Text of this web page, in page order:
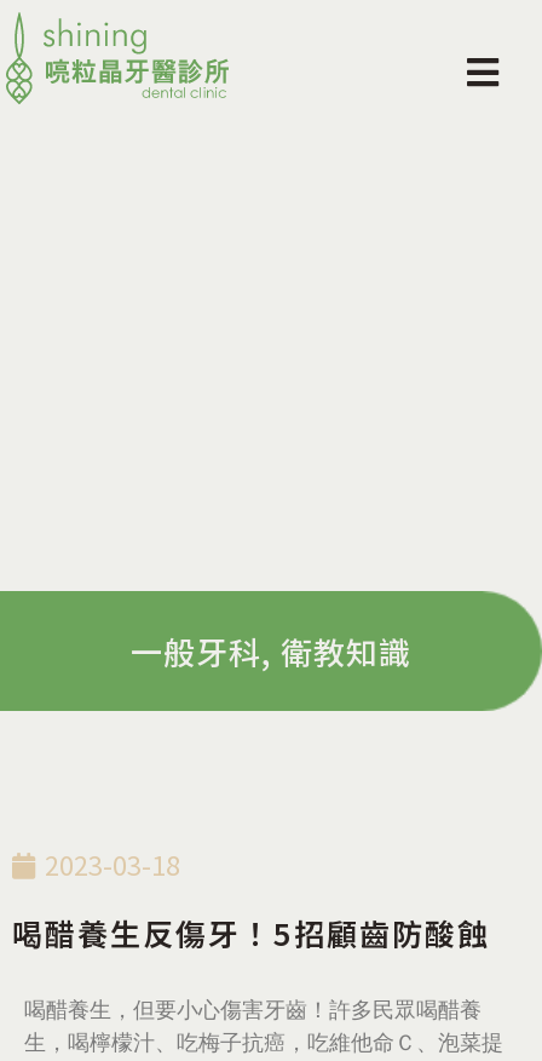
一般牙科, 衛教知識
2023-03-18
喝醋養生反傷牙！5招顧齒防酸蝕
喝醋養生，但要小心傷害牙齒！許多民眾喝醋養
生，喝檸檬汁、吃梅子抗癌，吃維他命Ｃ、泡菜提